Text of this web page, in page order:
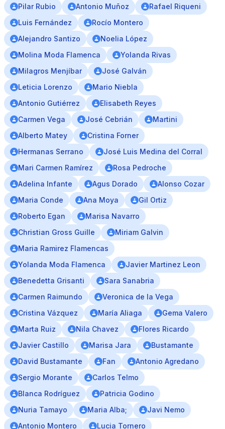
Pilar Rubio
Antonio Muñoz
Rafael Riqueni
Luis Fernández
Rocío Montero
Alejandro Santizo
Noelia López
Molina Moda Flamenca
Yolanda Rivas
Milagros Menjíbar
José Galván
Leticia Lorenzo
Mario Niebla
Antonio Gutiérrez
Elisabeth Reyes
Carmen Vega
José Cebrián
Martini
Alberto Matey
Cristina Forner
Hermanas Serrano
José Luis Medina del Corral
Mari Carmen Ramírez
Rosa Pedroche
Adelina Infante
Agus Dorado
Alonso Cozar
Maria Conde
Ana Moya
Gil Ortiz
Roberto Egan
Marisa Navarro
Christian Gross Guille
Miriam Galvin
Maria Ramirez Flamencas
Yolanda Moda Flamenca
Javier Martinez Leon
Benedetta Grisanti
Sara Sanabria
Carmen Raimundo
Veronica de la Vega
Cristina Vázquez
María Aliaga
Gema Valero
Marta Ruiz
Nila Chavez
Flores Ricardo
Javier Castillo
Marisa Jara
Bustamante
David Bustamante
Fan
Antonio Agredano
Sergio Morante
Carlos Telmo
Blanca Rodríguez
Patricia Godino
Nuria Tamayo
Maria Alba;
Javi Nemo
Antonio Montero
Lucia Tornero